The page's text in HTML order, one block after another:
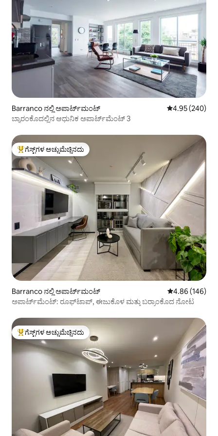
Barranco ನಲ್ಲಿ ಅಪಾರ್ಟ್‌ಮಂಟ್ 5 ರಲ್ಲಿ 4.95
4.95 (240)
ಬ್ಯಾರಂಕೊದಲ್ಲಿನ ಆಧುನಿಕ ಅಪಾರ್ಟ್‌ಮೆಂಟ್ 3
ಗೆಸ್ಟ್‌ಗಳಿಗೆ ಅತಿ ಹೆಚ್ಚು ಅಚ್ಚುಮೆಚ್ಚಿನದು
ಗೆಸ್ಟ್‌ಗಳ ಅಚ್ಚುಮೆಚ್ಚಿನದು
Barranco ನಲ್ಲಿ ಅಪಾರ್ಟ್‌ಮಂಟ್ 5 ರಲ್ಲಿ 4.86
4.86 (146)
ಅಪಾರ್ಟ್‌ಮೆಂಟ್: ರೂಫ್‌ಟಾಪ್, ಈಜುಕೊಳ ಮತ್ತು ಬರ್ರಾಂಕೊದ ನೋಟ
ಗೆಸ್ಟ್‌ಗಳಿಗೆ ಅತಿ ಹೆಚ್ಚು ಅಚ್ಚುಮೆಚ್ಚಿನದು
ಗೆಸ್ಟ್‌ಗಳ ಅಚ್ಚುಮೆಚ್ಚಿನದು